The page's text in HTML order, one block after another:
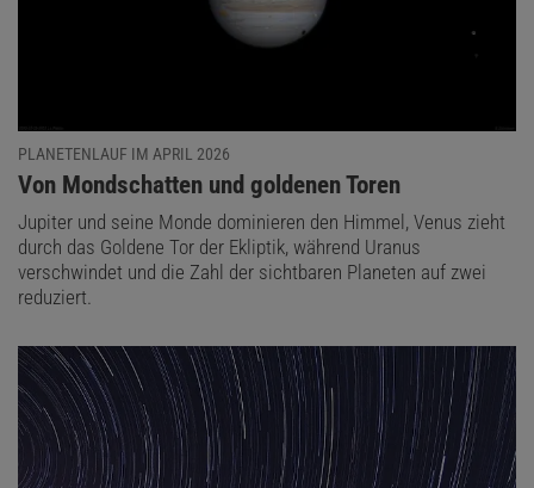
PLANETENLAUF IM APRIL 2026
:
Von Mondschatten und goldenen Toren
Jupiter und seine Monde dominieren den Himmel, Venus zieht
durch das Goldene Tor der Ekliptik, während Uranus
verschwindet und die Zahl der sichtbaren Planeten auf zwei
reduziert.